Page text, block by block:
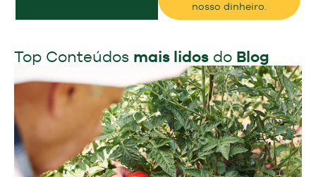
nosso dinheiro.
Top Conteúdos mais lidos do Blog